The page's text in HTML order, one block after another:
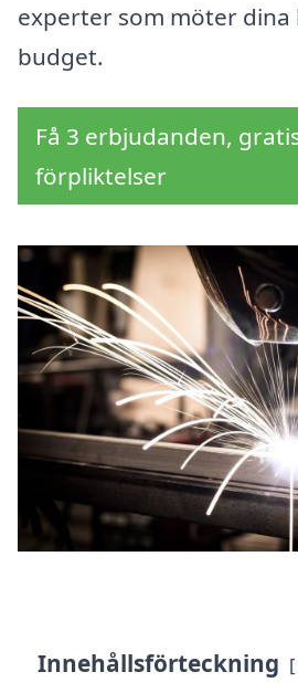
experter som möter dina
budget.
Få 3 erbjudanden,
förpliktelser
Innehållsförteckning